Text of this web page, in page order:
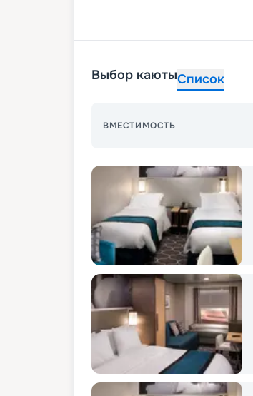
Выбор каютыСписок
ВМЕСТИМОСТЬ